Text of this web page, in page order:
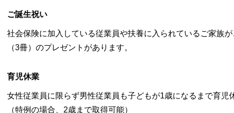
ご誕生祝い
社会保険に加入している従業員や扶養に入られているご家族
（3冊）のプレゼントがあります。
育児休業
女性従業員に限らず男性従業員も子どもが1歳になるまで育児
（特例の場合、2歳まで取得可能）